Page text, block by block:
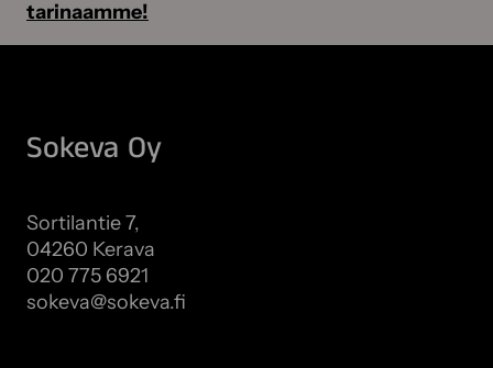
tarinaamme!
Sokeva Oy
Sortilantie 7,
04260 Kerava
020 775 6921
sokeva@sokeva.fi